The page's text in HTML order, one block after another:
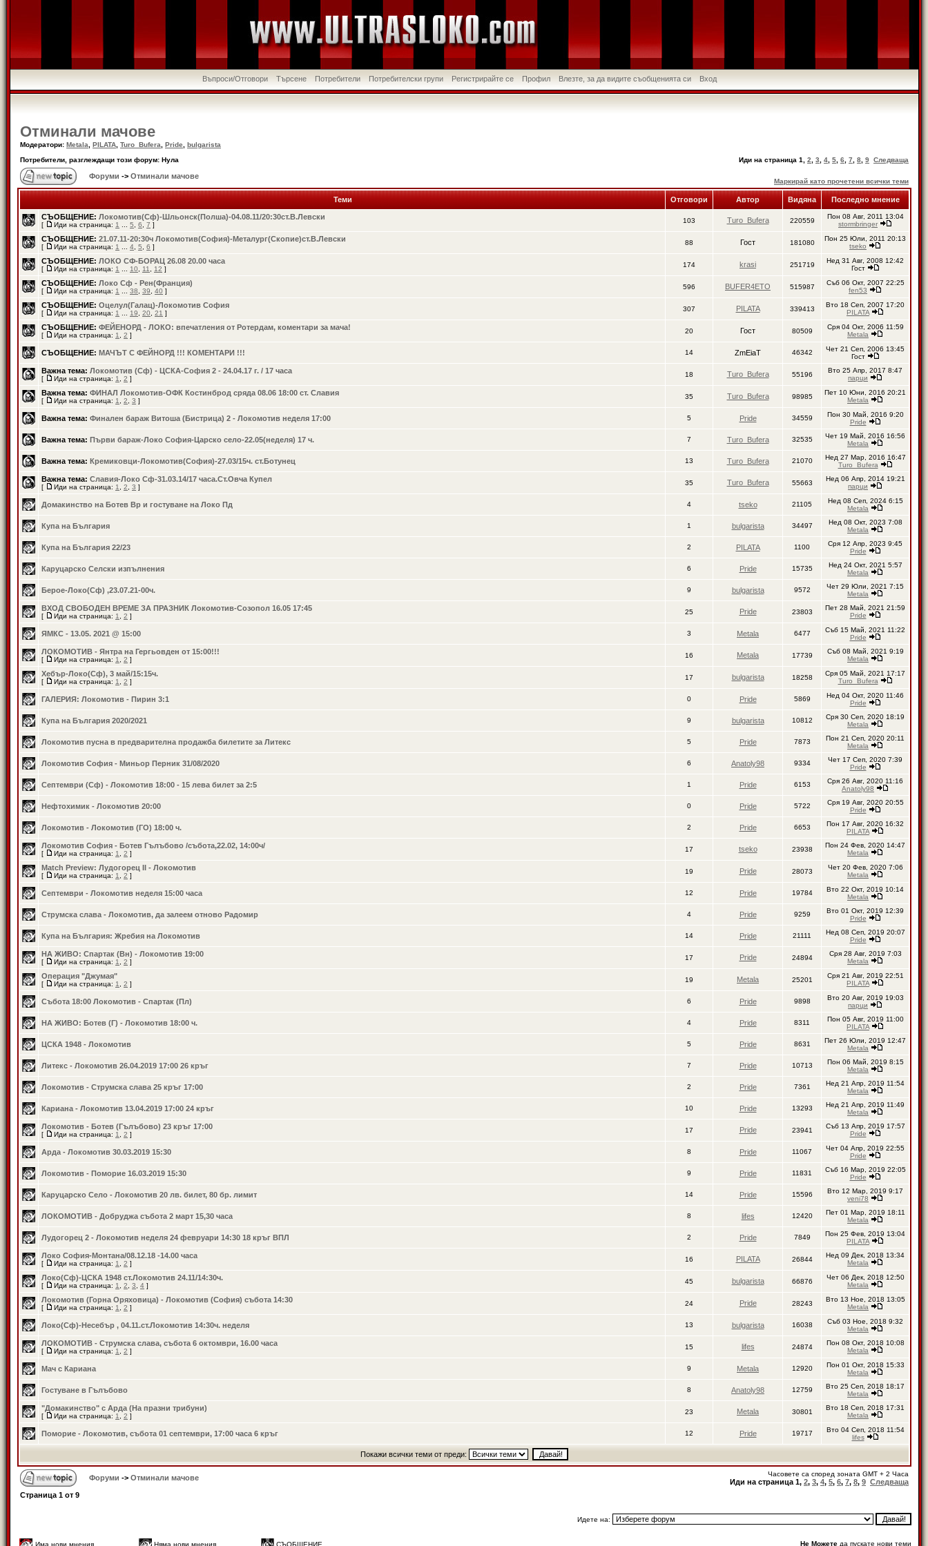
Въпроси/Отговори Търсене Потребители Потребителски групи Регистрирайте се Профил Влезте, за да видите съобщенията си Вход
Отминали мачове
Модератори: Metala PILATA Turo_Bufera Pride
bulgarista
Потребители, разглеждащи този форум: Нула
Иди на страница 1 2 3 4 5 6 7 8 9 Следваща
Форуми -> Отминали мачове
Маркирай като прочетени всички теми
Теми Отговори Автор Видяна Последно мнение
СЪОБЩЕНИЕ: Локомотив(Сф)-Шльонск(Полша)-04.08.11/20:30ст.В.Левски
[ Иди на страница: 1 5 6 7 ]
103 Turo_Bufera 220559
Пон 08 Авг, 2011 13:04
stormbringer
СЪОБЩЕНИЕ: 21.07.11-20:30ч Локомотив(София)-Металург(Скопие)ст.В.Левски
[ Иди на страница: 1 4 5 6 ]
88 Гост 181080
Пон 25 Юли, 2011 20:13
tseko
СЪОБЩЕНИЕ: ЛОКО СФ-БОРАЦ 26.08 20.00 часа
[ Иди на страница: 1 10 11 12 ]
174 krasi 251719
Нед 31 Авг, 2008 12:42
Гост
СЪОБЩЕНИЕ: Локо Сф - Рен(Франция)
[ Иди на страница: 1 38 39 40 ]
596 BUFER4ETO 515987
Съб 06 Окт, 2007 22:25
fen53
СЪОБЩЕНИЕ: Oцелул(Галац)-Локомотив София
[ Иди на страница: 1 19 20 21 ]
307 PILATA 339413
Вто 18 Сеп, 2007 17:20
PILATA
СЪОБЩЕНИЕ: ФЕЙЕНОРД - ЛОКО: впечатления от Ротердам, коментари за мача!
[ Иди на страница: 1 2 ]
20 Гост 80509
Сря 04 Окт, 2006 11:59
Metala
СЪОБЩЕНИЕ: МАЧЪТ С ФЕЙНОРД !!! КОМЕНТАРИ !!! 14 ZmEiaT 46342
Чет 21 Сеп, 2006 13:45
Гост
Важна тема: Локомотив (Сф) - ЦСКА-София 2 - 24.04.17 г. / 17 часа
[ Иди на страница: 1 2 ]
18 Turo_Bufera 55196
Вто 25 Апр, 2017 8:47
парци
Важна тема: ФИНАЛ Локомотив-ОФК Костинброд сряда 08.06 18:00 ст. Славия
[ Иди на страница: 1 2 3 ]
35 Turo_Bufera 98985
Пет 10 Юни, 2016 20:21
Metala
Важна тема: Финален бараж Витоша (Бистрица) 2 - Локомотив неделя 17:00 5 Pride 34559
Пон 30 Май, 2016 9:20
Pride
Важна тема: Първи бараж-Локо София-Царско село-22.05(неделя) 17 ч. 7 Turo_Bufera 32535
Чет 19 Май, 2016 16:56
Metala
Важна тема: Кремиковци-Локомотив(София)-27.03/15ч. ст.Ботунец 13 Turo_Bufera 21070
Нед 27 Мар, 2016 16:47
Turo_Bufera
Важна тема: Славия-Локо Сф-31.03.14/17 часа.Ст.Овча Купел
[ Иди на страница: 1 2 3 ]
35 Turo_Bufera 55663
Нед 06 Апр, 2014 19:21
парци
Домакинство на Ботев Вр и гостуване на Локо Пд 4 tseko 21105
Нед 08 Сеп, 2024 6:15
Metala
Купа на България 1 bulgarista 34497
Нед 08 Окт, 2023 7:08
Metala
Купа на България 22/23 2 PILATA 1100
Сря 12 Апр, 2023 9:45
Pride
Каруцарско Селски изпълнения 6 Pride 15735
Нед 24 Окт, 2021 5:57
Metala
Берое-Локо(Сф) ,23.07.21-00ч. 9 bulgarista 9572
Чет 29 Юли, 2021 7:15
Metala
ВХОД СВОБОДЕН ВРЕМЕ ЗА ПРАЗНИК Локомотив-Созопол 16.05 17:45
[ Иди на страница: 1 2 ]
25 Pride 23803
Пет 28 Май, 2021 21:59
Pride
ЯМКС - 13.05. 2021 @ 15:00 3 Metala 6477
Съб 15 Май, 2021 11:22
Pride
ЛОКОМОТИВ - Янтра на Гергьовден от 15:00!!!
[ Иди на страница: 1 2 ]
16 Metala 17739
Съб 08 Май, 2021 9:19
Metala
Хебър-Локо(Сф), 3 май/15:15ч.
[ Иди на страница: 1 2 ]
17 bulgarista 18258
Сря 05 Май, 2021 17:17
Turo_Bufera
ГАЛЕРИЯ: Локомотив - Пирин 3:1 0 Pride 5869
Нед 04 Окт, 2020 11:46
Pride
Купа на България 2020/2021 9 bulgarista 10812
Сря 30 Сеп, 2020 18:19
Metala
Локомотив пусна в предварителна продажба билетите за Литекс 5 Pride 7873
Пон 21 Сеп, 2020 20:11
Metala
Локомотив София - Миньор Перник 31/08/2020 6 Anatoly98 9334
Чет 17 Сеп, 2020 7:39
Pride
Септември (Сф) - Локомотив 18:00 - 15 лева билет за 2:5 1 Pride 6153
Сря 26 Авг, 2020 11:16
Anatoly98
Нефтохимик - Локомотив 20:00 0 Pride 5722
Сря 19 Авг, 2020 20:55
Pride
Локомотив - Локомотив (ГО) 18:00 ч. 2 Pride 6653
Пон 17 Авг, 2020 16:32
PILATA
Локомотив София - Ботев Гълъбово /събота,22.02, 14:00ч/
[ Иди на страница: 1 2 ]
17 tseko 23938
Пон 24 Фев, 2020 14:47
Metala
Match Preview: Лудогорец II - Локомотив
[ Иди на страница: 1 2 ]
19 Pride 28073
Чет 20 Фев, 2020 7:06
Metala
Септември - Локомотив неделя 15:00 часа 12 Pride 19784
Вто 22 Окт, 2019 10:14
Metala
Струмска слава - Локомотив, да залеем отново Радомир 4 Pride 9259
Вто 01 Окт, 2019 12:39
Pride
Купа на България: Жребия на Локомотив 14 Pride 21111
Нед 08 Сеп, 2019 20:07
Pride
НА ЖИВО: Спартак (Вн) - Локомотив 19:00
[ Иди на страница: 1 2 ]
17 Pride 24894
Сря 28 Авг, 2019 7:03
Metala
Операция "Джумая"
[ Иди на страница: 1 2 ]
19 Metala 25201
Сря 21 Авг, 2019 22:51
PILATA
Събота 18:00 Локомотив - Спартак (Пл) 6 Pride 9898
Вто 20 Авг, 2019 19:03
парци
НА ЖИВО: Ботев (Г) - Локомотив 18:00 ч. 4 Pride 8311
Пон 05 Авг, 2019 11:00
PILATA
ЦСКА 1948 - Локомотив 5 Pride 8631
Пет 26 Юли, 2019 12:47
Metala
Литекс - Локомотив 26.04.2019 17:00 26 кръг 7 Pride 10713
Пон 06 Май, 2019 8:15
Metala
Локомотив - Струмска слава 25 кръг 17:00 2 Pride 7361
Нед 21 Апр, 2019 11:54
Metala
Кариана - Локомотив 13.04.2019 17:00 24 кръг 10 Pride 13293
Нед 21 Апр, 2019 11:49
Metala
Локомотив - Ботев (Гълъбово) 23 кръг 17:00
[ Иди на страница: 1 2 ]
17 Pride 23941
Съб 13 Апр, 2019 17:57
Pride
Арда - Локомотив 30.03.2019 15:30 8 Pride 11067
Чет 04 Апр, 2019 22:55
Pride
Локомотив - Поморие 16.03.2019 15:30 9 Pride 11831
Съб 16 Мар, 2019 22:05
Pride
Каруцарско Село - Локомотив 20 лв. билет, 80 бр. лимит 14 Pride 15596
Вто 12 Мар, 2019 9:17
veni78
ЛОКОМОТИВ - Добруджа събота 2 март 15,30 часа 8 lifes 12420
Пет 01 Мар, 2019 18:11
Metala
Лудогорец 2 - Локомотив неделя 24 февруари 14:30 18 кръг ВПЛ 2 Pride 7849
Пон 25 Фев, 2019 13:04
PILATA
Локо София-Монтана/08.12.18 -14.00 часа
[ Иди на страница: 1 2 ]
16 PILATA 26844
Нед 09 Дек, 2018 13:34
Metala
Локо(Сф)-ЦСКА 1948 ст.Локомотив 24.11/14:30ч.
[ Иди на страница: 1 2 3 4 ]
45 bulgarista 66876
Чет 06 Дек, 2018 12:50
Metala
Локомотив (Горна Оряховица) - Локомотив (София) събота 14:30
[ Иди на страница: 1 2 ]
24 Pride 28243
Вто 13 Ное, 2018 13:05
Metala
Локо(Сф)-Несебър , 04.11.ст.Локомотив 14:30ч. неделя 13 bulgarista 16038
Съб 03 Ное, 2018 9:32
Metala
ЛОКОМОТИВ - Струмска слава, събота 6 октомври, 16.00 часа
[ Иди на страница: 1 2 ]
15 lifes 24874
Пон 08 Окт, 2018 10:08
Metala
Мач с Кариана 9 Metala 12920
Пон 01 Окт, 2018 15:33
Metala
Гостуване в Гълъбово 8 Anatoly98 12759
Вто 25 Сеп, 2018 18:17
Metala
"Домакинство" с Арда (На празни трибуни)
[ Иди на страница: 1 2 ]
23 Metala 30801
Вто 18 Сеп, 2018 17:31
Metala
Поморие - Локомотив, събота 01 септември, 17:00 часа 6 кръг 12 Pride 19717
Вто 04 Сеп, 2018 11:54
lifes
Покажи всички теми от преди:
Форуми -> Отминали мачове Часовете са според зоната GMT + 2 Часа
Иди на страница 1, 2, 3, 4, 5, 6, 7, 8, 9 Следваща
Страница 1 от 9
Идете на:
Има нови мнения Няма нови мнения СЪОБЩЕНИЕ Не Можете да пускате нови теми